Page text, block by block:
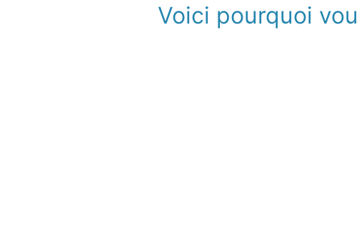
Voici pourquoi